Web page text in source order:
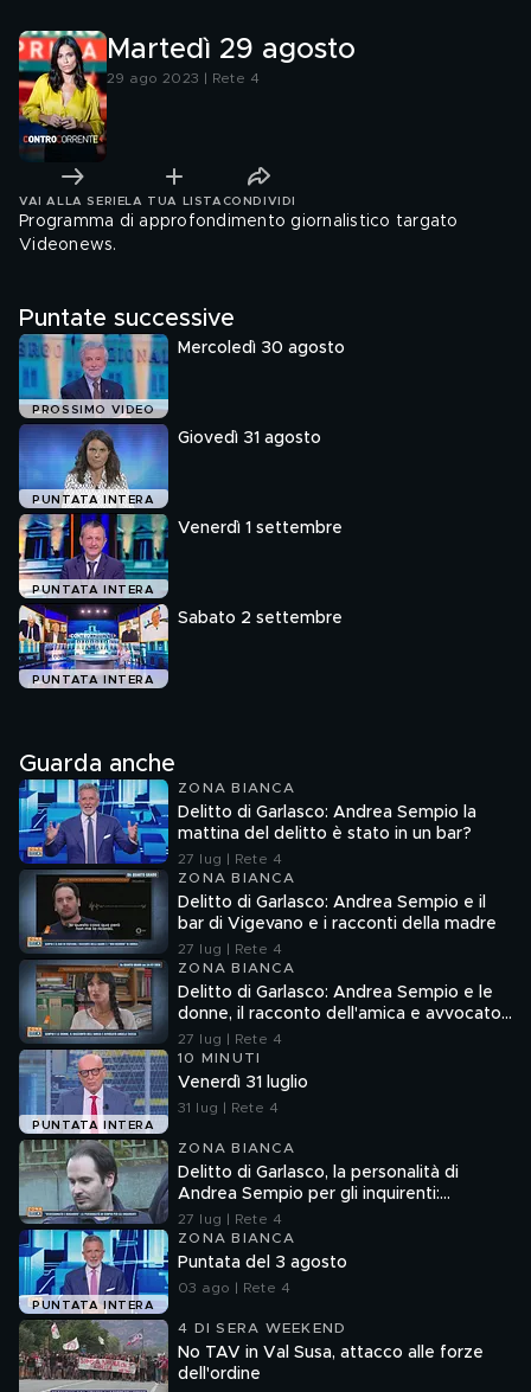
Martedì 29 agosto
29 ago 2023 | Rete 4
VAI ALLA SERIE LA TUA LISTA CONDIVIDI
Programma di approfondimento giornalistico targato
Videonews.
Puntate successive
PROSSIMO VIDEO
Mercoledì 30 agosto
PUNTATA INTERA
Giovedì 31 agosto
PUNTATA INTERA
Venerdì 1 settembre
PUNTATA INTERA
Sabato 2 settembre
Guarda anche
ZONA BIANCA
Delitto di Garlasco: Andrea Sempio la
mattina del delitto è stato in un bar?
27 lug | Rete 4
ZONA BIANCA
Delitto di Garlasco: Andrea Sempio e il
bar di Vigevano e i racconti della madre
27 lug | Rete 4
ZONA BIANCA
Delitto di Garlasco: Andrea Sempio e le
donne, il racconto dell'amica e avvocato
Angela Taccia
27 lug | Rete 4
PUNTATA INTERA
10 MINUTI
Venerdì 31 luglio
31 lug | Rete 4
ZONA BIANCA
Delitto di Garlasco, la personalità di
Andrea Sempio per gli inquirenti:
"Ossessionato e bugiardo"
27 lug | Rete 4
PUNTATA INTERA
ZONA BIANCA
Puntata del 3 agosto
03 ago | Rete 4
4 DI SERA WEEKEND
No TAV in Val Susa, attacco alle forze
dell'ordine